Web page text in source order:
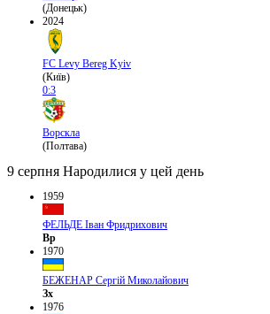
(Донецьк)
2024
FC Levy Bereg Kyiv
(Київ)
0:3
Ворскла
(Полтава)
9 серпня Народилися у цей день
1959
ФЕЛЬДЕ Іван Фридрихович
Вр
1970
БЕЖЕНАР Сергій Миколайович
Зх
1976